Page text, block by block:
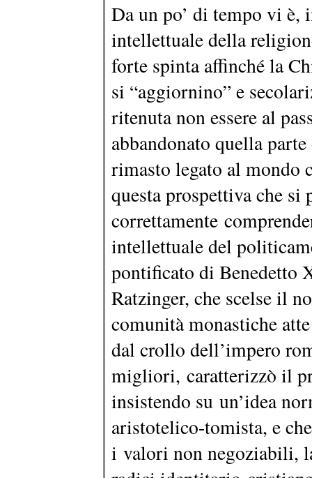
Da un po’ di tempo vi è,
intellettuale della
forte spinta affinché la
si “aggiornino” e
ritenuta non essere al
abbandonato quella
rimasto legato al mondo
questa prospettiva che si
correttamente
intellettuale del
pontificato di Benedetto
Ratzinger, che scelse il
comunità monastiche
dal crollo dell’impero
migliori, caratterizzò il
insistendo su un’idea
aristotelico-tomista, e
i valori non negoziabili,